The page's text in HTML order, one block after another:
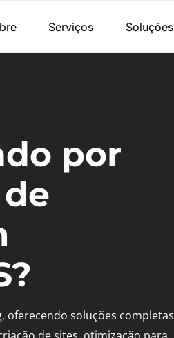
Serviços Soluções
por
oferecendo soluções completas